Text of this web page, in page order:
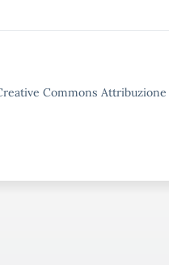
Commons Attribuzione